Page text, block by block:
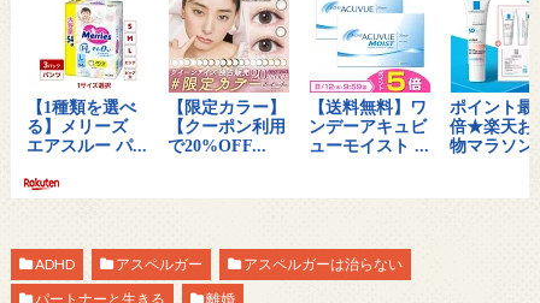
ADHD アスペルガー
アスペルガーは治らない
パートナーと生きる
離婚